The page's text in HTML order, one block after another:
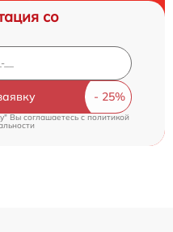
со
Вы соглашаетесь cполитикой